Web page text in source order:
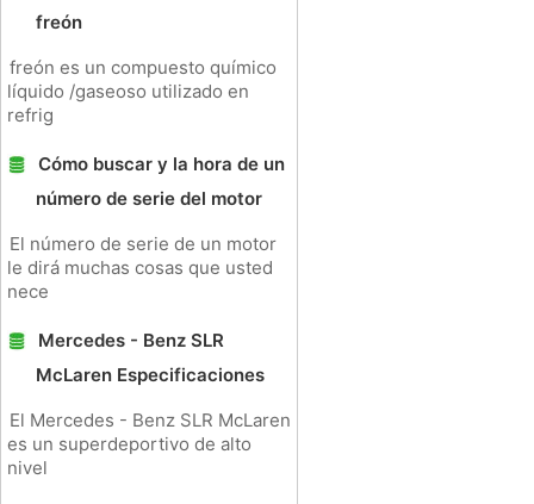
freón
freón es un compuesto químico
líquido /gaseoso utilizado en
refrig
Cómo buscar y la hora de un
número de serie del motor
El número de serie de un motor
le dirá muchas cosas que usted
nece
Mercedes - Benz SLR
McLaren Especificaciones
El Mercedes - Benz SLR McLaren
es un superdeportivo de alto
nivel